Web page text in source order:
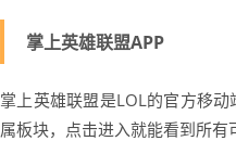
掌上英雄联盟APP
掌上英雄联盟是LOL的官方移
属板块，点击进入就能看到所有